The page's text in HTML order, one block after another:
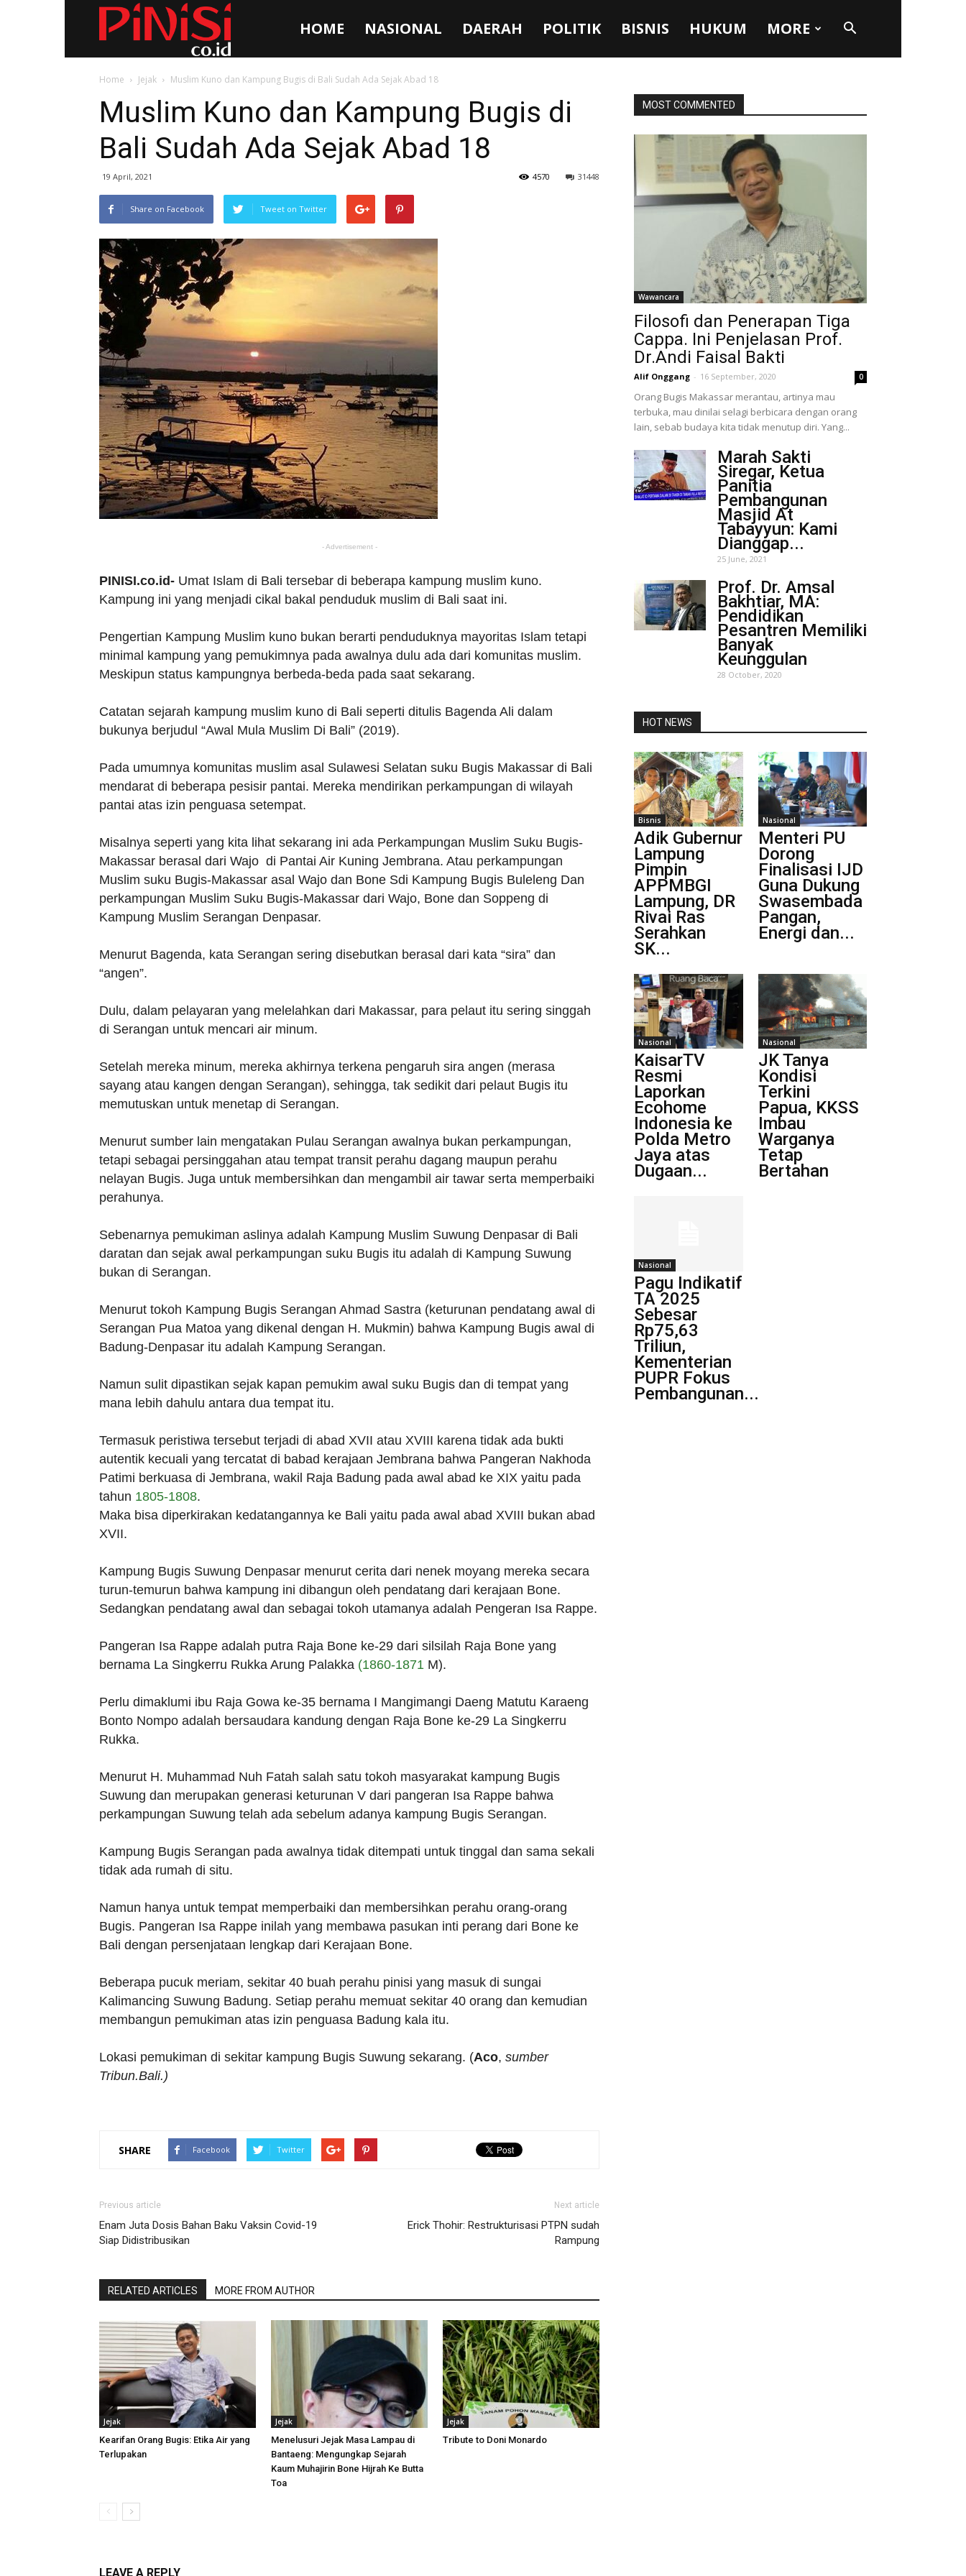
HOME NASIONAL DAERAH POLITIK BISNIS HUKUM MORE
Home Jejak Muslim Kuno dan Kampung Bugis di Bali Sudah Ada Sejak Abad 18
Muslim Kuno dan Kampung Bugis di
Bali Sudah Ada Sejak Abad 18
19 April, 2021 31448
4570
Share on Facebook Tweet on Twitter
- Advertisement -
PINISI.co.id- Umat Islam di Bali tersebar di beberapa kampung muslim kuno.
Kampung ini yang menjadi cikal bakal penduduk muslim di Bali saat ini.
Pengertian Kampung Muslim kuno bukan berarti penduduknya mayoritas Islam tetapi
minimal kampung yang pemukimnya pada awalnya dulu ada dari komunitas muslim.
Meskipun status kampungnya berbeda-beda pada saat sekarang.
Catatan sejarah kampung muslim kuno di Bali seperti ditulis Bagenda Ali dalam
bukunya berjudul “Awal Mula Muslim Di Bali” (2019).
Pada umumnya komunitas muslim asal Sulawesi Selatan suku Bugis Makassar di Bali
mendarat di beberapa pesisir pantai. Mereka mendirikan perkampungan di wilayah
pantai atas izin penguasa setempat.
Misalnya seperti yang kita lihat sekarang ini ada Perkampungan Muslim Suku Bugis-
Makassar berasal dari Wajo di Pantai Air Kuning Jembrana. Atau perkampungan
Muslim suku Bugis-Makassar asal Wajo dan Bone Sdi Kampung Bugis Buleleng Dan
perkampungan Muslim Suku Bugis-Makassar dari Wajo, Bone dan Soppeng di
Kampung Muslim Serangan Denpasar.
Menurut Bagenda, kata Serangan sering disebutkan berasal dari kata “sira” dan
“angen”.
Dulu, dalam pelayaran yang melelahkan dari Makassar, para pelaut itu sering singgah
di Serangan untuk mencari air minum.
Setelah mereka minum, mereka akhirnya terkena pengaruh sira angen (merasa
sayang atau kangen dengan Serangan), sehingga, tak sedikit dari pelaut Bugis itu
memutuskan untuk menetap di Serangan.
Menurut sumber lain mengatakan Pulau Serangan awalnya bukan perkampungan,
tetapi sebagai persinggahan atau tempat transit perahu dagang maupun perahu
nelayan Bugis. Juga untuk membersihkan dan mengambil air tawar serta memperbaiki
perahunya.
Sebenarnya pemukiman aslinya adalah Kampung Muslim Suwung Denpasar di Bali
daratan dan sejak awal perkampungan suku Bugis itu adalah di Kampung Suwung
bukan di Serangan.
Menurut tokoh Kampung Bugis Serangan Ahmad Sastra (keturunan pendatang awal di
Serangan Pua Matoa yang dikenal dengan H. Mukmin) bahwa Kampung Bugis awal di
Badung-Denpasar itu adalah Kampung Serangan.
Namun sulit dipastikan sejak kapan pemukim awal suku Bugis dan di tempat yang
mana lebih dahulu antara dua tempat itu.
Termasuk peristiwa tersebut terjadi di abad XVII atau XVIII karena tidak ada bukti
autentik kecuali yang tercatat di babad kerajaan Jembrana bahwa Pangeran Nakhoda
Patimi berkuasa di Jembrana, wakil Raja Badung pada awal abad ke XIX yaitu pada
tahun 1805-1808.
Maka bisa diperkirakan kedatangannya ke Bali yaitu pada awal abad XVIII bukan abad
XVII.
Kampung Bugis Suwung Denpasar menurut cerita dari nenek moyang mereka secara
turun-temurun bahwa kampung ini dibangun oleh pendatang dari kerajaan Bone.
Sedangkan pendatang awal dan sebagai tokoh utamanya adalah Pengeran Isa Rappe.
Pangeran Isa Rappe adalah putra Raja Bone ke-29 dari silsilah Raja Bone yang
bernama La Singkerru Rukka Arung Palakka (1860-1871 M).
Perlu dimaklumi ibu Raja Gowa ke-35 bernama I Mangimangi Daeng Matutu Karaeng
Bonto Nompo adalah bersaudara kandung dengan Raja Bone ke-29 La Singkerru
Rukka.
Menurut H. Muhammad Nuh Fatah salah satu tokoh masyarakat kampung Bugis
Suwung dan merupakan generasi keturunan V dari pangeran Isa Rappe bahwa
perkampungan Suwung telah ada sebelum adanya kampung Bugis Serangan.
Kampung Bugis Serangan pada awalnya tidak ditempati untuk tinggal dan sama sekali
tidak ada rumah di situ.
Namun hanya untuk tempat memperbaiki dan membersihkan perahu orang-orang
Bugis. Pangeran Isa Rappe inilah yang membawa pasukan inti perang dari Bone ke
Bali dengan persenjataan lengkap dari Kerajaan Bone.
Beberapa pucuk meriam, sekitar 40 buah perahu pinisi yang masuk di sungai
Kalimancing Suwung Badung. Setiap perahu memuat sekitar 40 orang dan kemudian
membangun pemukiman atas izin penguasa Badung kala itu.
Lokasi pemukiman di sekitar kampung Bugis Suwung sekarang. (Aco, sumber
Tribun.Bali.)
SHARE Facebook Twitter
Previous article
Enam Juta Dosis Bahan Baku Vaksin Covid-19
Siap Didistribusikan
Next article
Erick Thohir: Restrukturisasi PTPN sudah
Rampung
RELATED ARTICLES MORE FROM AUTHOR
Jejak
Kearifan Orang Bugis: Etika Air yang
Terlupakan
Jejak
Menelusuri Jejak Masa Lampau di
Bantaeng: Mengungkap Sejarah
Kaum Muhajirin Bone Hijrah Ke Butta
Toa
Jejak
Tribute to Doni Monardo
LEAVE A REPLY
MOST COMMENTED
Wawancara
Filosofi dan Penerapan Tiga
Cappa. Ini Penjelasan Prof.
Dr.Andi Faisal Bakti
Alif Onggang - 16 September, 2020 0
Orang Bugis Makassar merantau, artinya mau
terbuka, mau dinilai selagi berbicara dengan orang
lain, sebab budaya kita tidak menutup diri. Yang...
Marah Sakti
Siregar, Ketua
Panitia
Pembangunan
Masjid At
Tabayyun: Kami
Dianggap...
25 June, 2021
Prof. Dr. Amsal
Bakhtiar, MA:
Pendidikan
Pesantren Memiliki
Banyak
Keunggulan
28 October, 2020
HOT NEWS
Bisnis
Adik Gubernur
Lampung
Pimpin
APPMBGI
Lampung, DR
Rivai Ras
Serahkan
SK...
Nasional
Menteri PU
Dorong
Finalisasi IJD
Guna Dukung
Swasembada
Pangan,
Energi dan...
Nasional
KaisarTV
Resmi
Laporkan
Ecohome
Indonesia ke
Polda Metro
Jaya atas
Dugaan...
Nasional
JK Tanya
Kondisi
Terkini
Papua, KKSS
Imbau
Warganya
Tetap
Bertahan
Nasional
Pagu Indikatif
TA 2025
Sebesar
Rp75,63
Triliun,
Kementerian
PUPR Fokus
Pembangunan...